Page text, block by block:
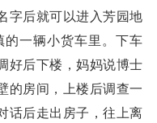
字后就可以进入芳园地
的一辆小货车里。下车
好后下楼，妈妈说博士
的房间，上楼后调查一
话后走出房子，往上离